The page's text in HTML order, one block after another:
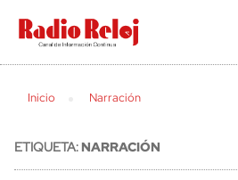
cerrar
Inicio Narración
ETIQUETA:NARRACIÓN